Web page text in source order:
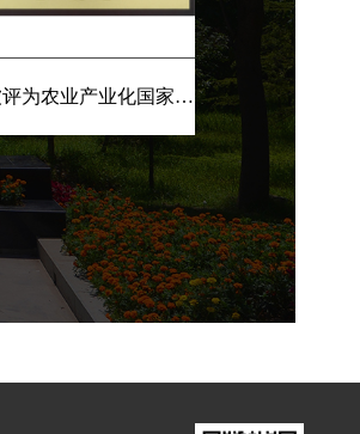
2010-公司被评为农业产业化国家重点龙头企业